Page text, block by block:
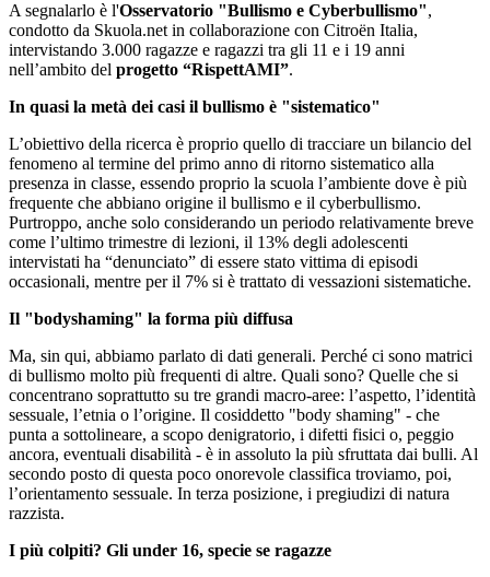
A segnalarlo è l'Osservatorio "Bullismo e Cyberbullismo",
condotto da Skuola.net in collaborazione con Citroën Italia,
intervistando 3.000 ragazze e ragazzi tra gli 11 e i 19 anni
nell’ambito del progetto “RispettAMI”.
In quasi la metà dei casi il bullismo è "sistematico"
L’obiettivo della ricerca è proprio quello di tracciare un bilancio del
fenomeno al termine del primo anno di ritorno sistematico alla
presenza in classe, essendo proprio la scuola l’ambiente dove è più
frequente che abbiano origine il bullismo e il cyberbullismo.
Purtroppo, anche solo considerando un periodo relativamente breve
come l’ultimo trimestre di lezioni, il 13% degli adolescenti
intervistati ha “denunciato” di essere stato vittima di episodi
occasionali, mentre per il 7% si è trattato di vessazioni sistematiche.
Il "bodyshaming" la forma più diffusa
Ma, sin qui, abbiamo parlato di dati generali. Perché ci sono matrici
di bullismo molto più frequenti di altre. Quali sono? Quelle che si
concentrano soprattutto su tre grandi macro-aree: l’aspetto, l’identità
sessuale, l’etnia o l’origine. Il cosiddetto "body shaming" - che
punta a sottolineare, a scopo denigratorio, i difetti fisici o, peggio
ancora, eventuali disabilità - è in assoluto la più sfruttata dai bulli. Al
secondo posto di questa poco onorevole classifica troviamo, poi,
l’orientamento sessuale. In terza posizione, i pregiudizi di natura
razzista.
I più colpiti? Gli under 16, specie se ragazze